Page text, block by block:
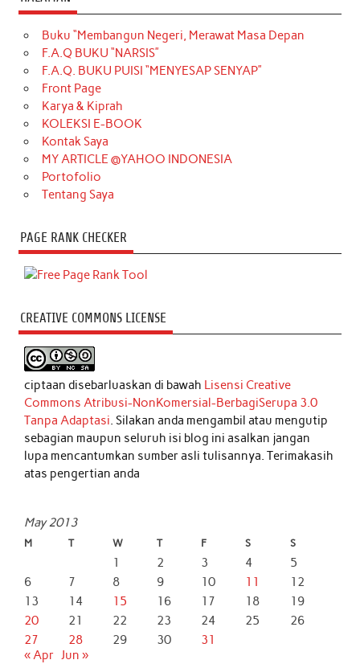
Buku “Membangun Negeri, Merawat Masa Depan
F.A.Q BUKU “NARSIS”
F.A.Q. BUKU PUISI “MENYESAP SENYAP”
Front Page
Karya & Kiprah
KOLEKSI E-BOOK
Kontak Saya
MY ARTICLE @YAHOO INDONESIA
Portofolio
Tentang Saya
PAGE RANK CHECKER
CREATIVE COMMONS LICENSE
ciptaan disebarluaskan di bawah Lisensi Creative
Commons Atribusi-NonKomersial-BerbagiSerupa 3.0
Tanpa Adaptasi. Silakan anda mengambil atau mengutip
sebagian maupun seluruh isi blog ini asalkan jangan
lupa mencantumkan sumber asli tulisannya. Terimakasih
atas pengertian anda
May 2013
M T W T F S S
1 2 3 4
5
6
7 8 9 10 11
12
13
14 15 16 17 18
19
20
21 22 23 24 25
26
27
28 29 30
31
« Apr Jun »